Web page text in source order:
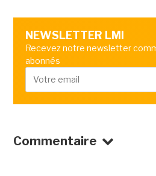
NEWSLETTER LMI
Recevez notre newsletter
abonnés
Commentaire